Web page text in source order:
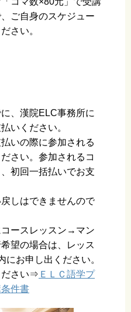
ご自身のスケジュー
さい。
、漢院ELC事務所に
いください。
いの際に参加される
さい。参加されるコ
初回一括払いでお支
しはできませんので
ースレッスン→マン
望の場合は、レッス
にお申し出ください。
ださい⇒ ＥＬＣ語学プ
件書